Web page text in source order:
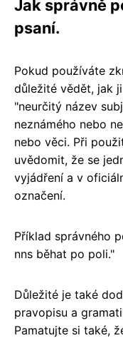
Jak správně
psaní.
Pokud používáte
důležité vědět, jak
"neurčitý název
neznámého nebo
nebo věci. Při
uvědomit, že se
vyjádření a v
označení.
Příklad správného
nns běhat po poli."
Důležité je také
pravopisu a
Pamatujte si také,